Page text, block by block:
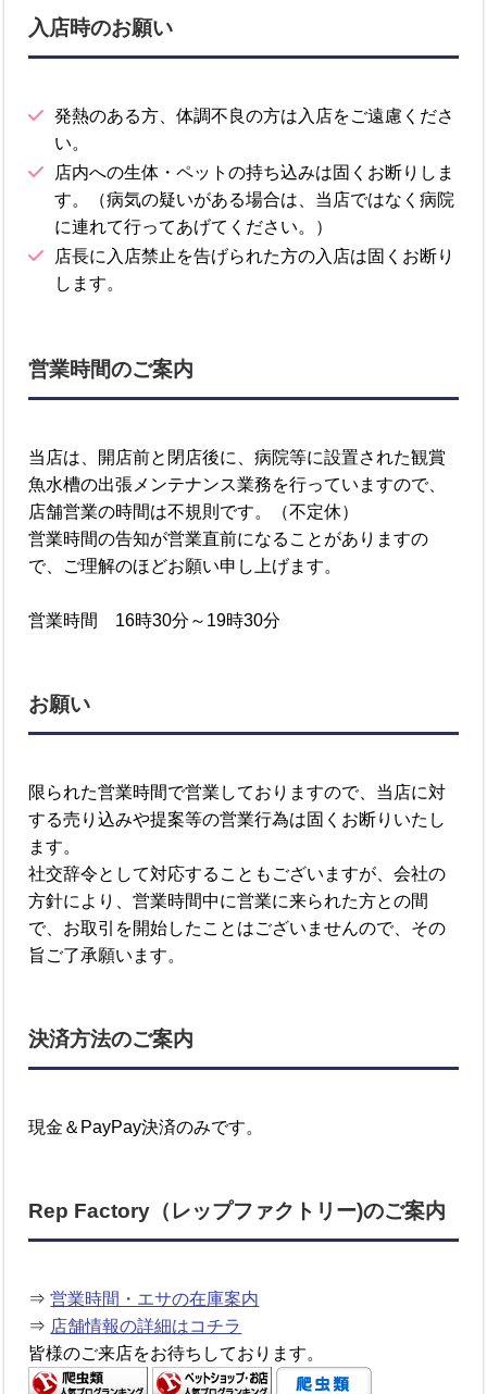
入店時のお願い
発熱のある方、体調不良の方は入店をご遠慮くださ
い。
店内への生体・ペットの持ち込みは固くお断りしま
す。（病気の疑いがある場合は、当店ではなく病院
に連れて行ってあげてください。）
店長に入店禁止を告げられた方の入店は固くお断り
します。
営業時間のご案内
当店は、開店前と閉店後に、病院等に設置された観賞
魚水槽の出張メンテナンス業務を行っていますので、
店舗営業の時間は不規則です。（不定休）
営業時間の告知が営業直前になることがありますの
で、ご理解のほどお願い申し上げます。
営業時間 16時30分～19時30分
お願い
限られた営業時間で営業しておりますので、当店に対
する売り込みや提案等の営業行為は固くお断りいたし
ます。
社交辞令として対応することもございますが、会社の
方針により、営業時間中に営業に来られた方との間
で、お取引を開始したことはございませんので、その
旨ご了承願います。
決済方法のご案内
現金＆PayPay決済のみです。
Rep Factory（レップファクトリー)のご案内
⇒営業時間・エサの在庫案内
⇒ 店舗情報の詳細はコチラ
皆様のご来店をお待ちしております。